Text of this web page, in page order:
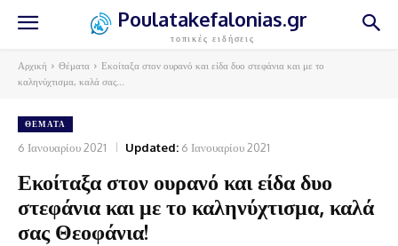
Poulatakefalonias.gr
τοπικές ειδήσεις
Αρχική Θέματα
Εκοίταξα στον ουρανό και είδα δυο στεφάνια και με το
καληνύχτισμα, καλά σας...
ΘΈΜΑΤΑ
6 Ιανουαρίου 2021 Updated: 6 Ιανουαρίου 2021
Εκοίταξα στον ουρανό και είδα δυο
στεφάνια και με το καληνύχτισμα, καλά
σας Θεοφάνια!